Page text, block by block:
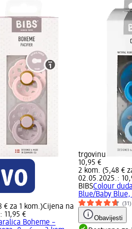
€ za 1 kom.)Cijena na
11,95 €
Boheme –
trgovinu
10,95 €
2 kom. (5,48 €
02.05.2025.:
BIBSColour
Blue/Baby
(31)
Obavijesti